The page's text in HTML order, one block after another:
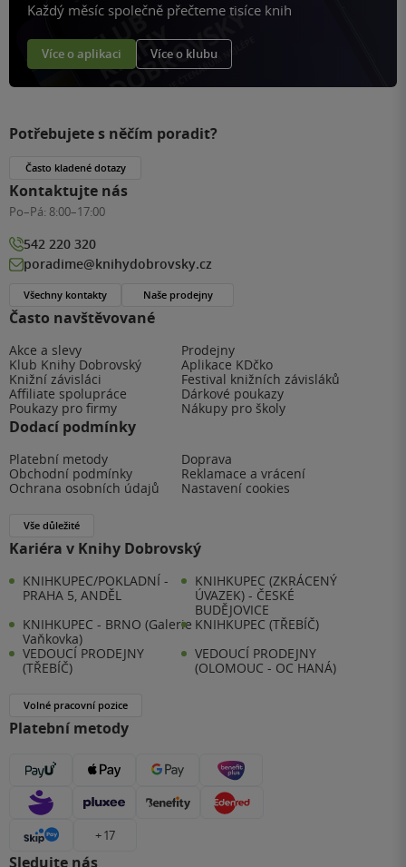
Každý měsíc společně přečteme tisíce knih
Více o aplikaci Více o klubu
Často navštěvované
Akce a slevy
Prodejny
Klub Knihy Dobrovský
Aplikace KDčko
Knižní závisláci
Festival knižních závisláků
Affiliate spolupráce
Dárkové poukazy
Poukazy pro firmy
Nákupy pro školy
Dodací podmínky
Platební metody
Doprava
Obchodní podmínky
Reklamace a vrácení
Ochrana osobních údajů
Nastavení cookies
Vše důležité
Kariéra v Knihy Dobrovský
KNIHKUPEC/POKLADNÍ -
PRAHA 5, ANDĚL
KNIHKUPEC (ZKRÁCENÝ
ÚVAZEK) - ČESKÉ
BUDĚJOVICE
KNIHKUPEC - BRNO (Galerie
Vaňkovka)
KNIHKUPEC (TŘEBÍČ)
VEDOUCÍ PRODEJNY
(TŘEBÍČ)
VEDOUCÍ PRODEJNY
(OLOMOUC - OC HANÁ)
Volné pracovní pozice
Platební metody
+ 17
Sledujte nás
Potřebujete s něčím poradit?
Často kladené dotazy
Kontaktujte nás
Po–Pá: 8:00–17:00
542 220 320
poradime@knihydobrovsky.cz
Všechny kontakty Naše prodejny